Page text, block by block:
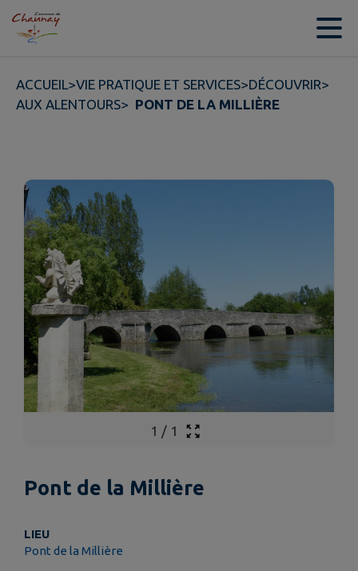
Contenu
ACCUEIL>VIE PRATIQUE ET SERVICES>DÉCOUVRIR>
AUX ALENTOURS> PONT DE LA MILLIÈRE
1 / 1
Pont de la Millière
LIEU
Pont de la Millière